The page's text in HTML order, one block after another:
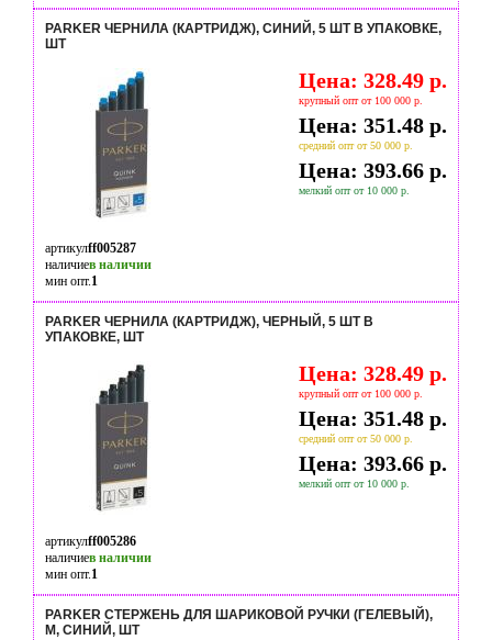
PARKER ЧЕРНИЛА (КАРТРИДЖ), СИНИЙ, 5 ШТ В УПАКОВКЕ,
ШТ
Цена: 328.49 р.
крупный опт от 100 000 р.
Цена: 351.48 р.
средний опт от 50 000 р.
Цена: 393.66 р.
мелкий опт от 10 000 р.
артикулff005287
наличиев наличии
мин опт.1
PARKER ЧЕРНИЛА (КАРТРИДЖ), ЧЕРНЫЙ, 5 ШТ В
УПАКОВКЕ, ШТ
Цена: 328.49 р.
крупный опт от 100 000 р.
Цена: 351.48 р.
средний опт от 50 000 р.
Цена: 393.66 р.
мелкий опт от 10 000 р.
артикулff005286
наличиев наличии
мин опт.1
PARKER СТЕРЖЕНЬ ДЛЯ ШАРИКОВОЙ РУЧКИ (ГЕЛЕВЫЙ),
M, СИНИЙ, ШТ